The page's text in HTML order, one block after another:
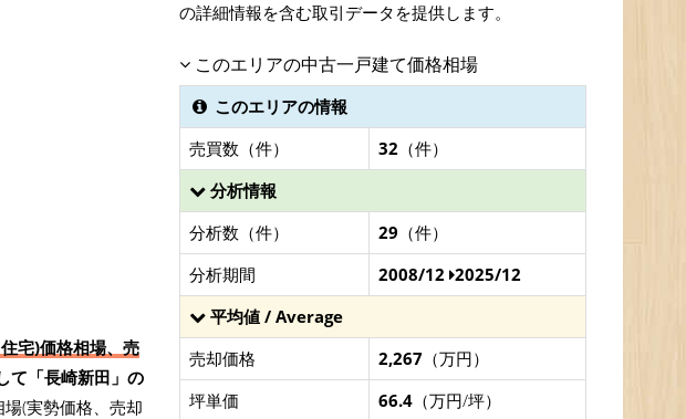
宅)価格相場、売
て「長崎新田」の
(実勢価格、売却
の詳細情報を含む取引データを提供します。
このエリアの中古一戸建て価格相場
このエリアの情報
売買数（件）
32 （件）
分析情報
分析数（件）
29 （件）
分析期間
2008/12 2025/12
平均値 / Average
売却価格
2,267 （万円）
坪単価
66.4 （万円/坪）